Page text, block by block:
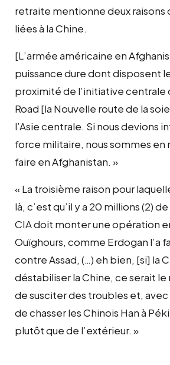
retraite mentionne deux
liées à la Chine.
[L’armée américaine en
puissance dure dont disposent
proximité de l’initiative centrale
Road [la Nouvelle route de la
l’Asie centrale. Si nous devions
force militaire, nous sommes en
faire en Afghanistan. »
« La troisième raison pour
là, c’est qu’il y a 20 millions (2)
CIA doit monter une opération
Ouïghours, comme Erdogan l’a
contre Assad, (…) eh bien, [si] la
déstabiliser la Chine, ce serait
de susciter des troubles et, avec
de chasser les Chinois Han à
plutôt que de l’extérieur. »